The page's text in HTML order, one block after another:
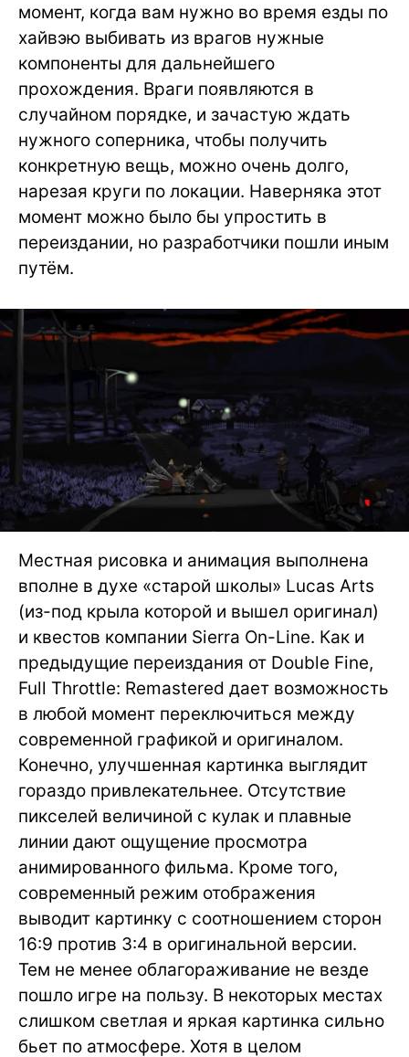
момент, когда вам нужно во время езды по
хайвэю выбивать из врагов нужные
компоненты для дальнейшего
прохождения. Враги появляются в
случайном порядке, и зачастую ждать
нужного соперника, чтобы получить
конкретную вещь, можно очень долго,
нарезая круги по локации. Наверняка этот
момент можно было бы упростить в
переиздании, но разработчики пошли иным
путём.
Местная рисовка и анимация выполнена
вполне в духе «старой школы» Lucas Arts
(из-под крыла которой и вышел оригинал)
и квестов компании Sierra On-Line. Как и
предыдущие переиздания от Double Fine,
Full Throttle: Remastered дает возможность
в любой момент переключиться между
современной графикой и оригиналом.
Конечно, улучшенная картинка выглядит
гораздо привлекательнее. Отсутствие
пикселей величиной с кулак и плавные
линии дают ощущение просмотра
анимированного фильма. Кроме того,
современный режим отображения
выводит картинку с соотношением сторон
16:9 против 3:4 в оригинальной версии.
Тем не менее облагораживание не везде
пошло игре на пользу. В некоторых местах
слишком светлая и яркая картинка сильно
бьет по атмосфере. Хотя в целом